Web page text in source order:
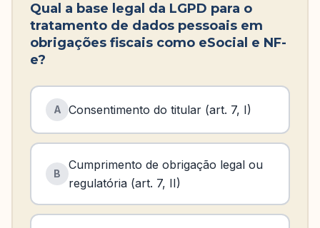
Qual a base legal da LGPD para o
tratamento de dados pessoais em
obrigações fiscais como eSocial e NF-
e?
A Consentimento do titular (art. 7, I)
B
Cumprimento de obrigação legal ou
regulatória (art. 7, II)